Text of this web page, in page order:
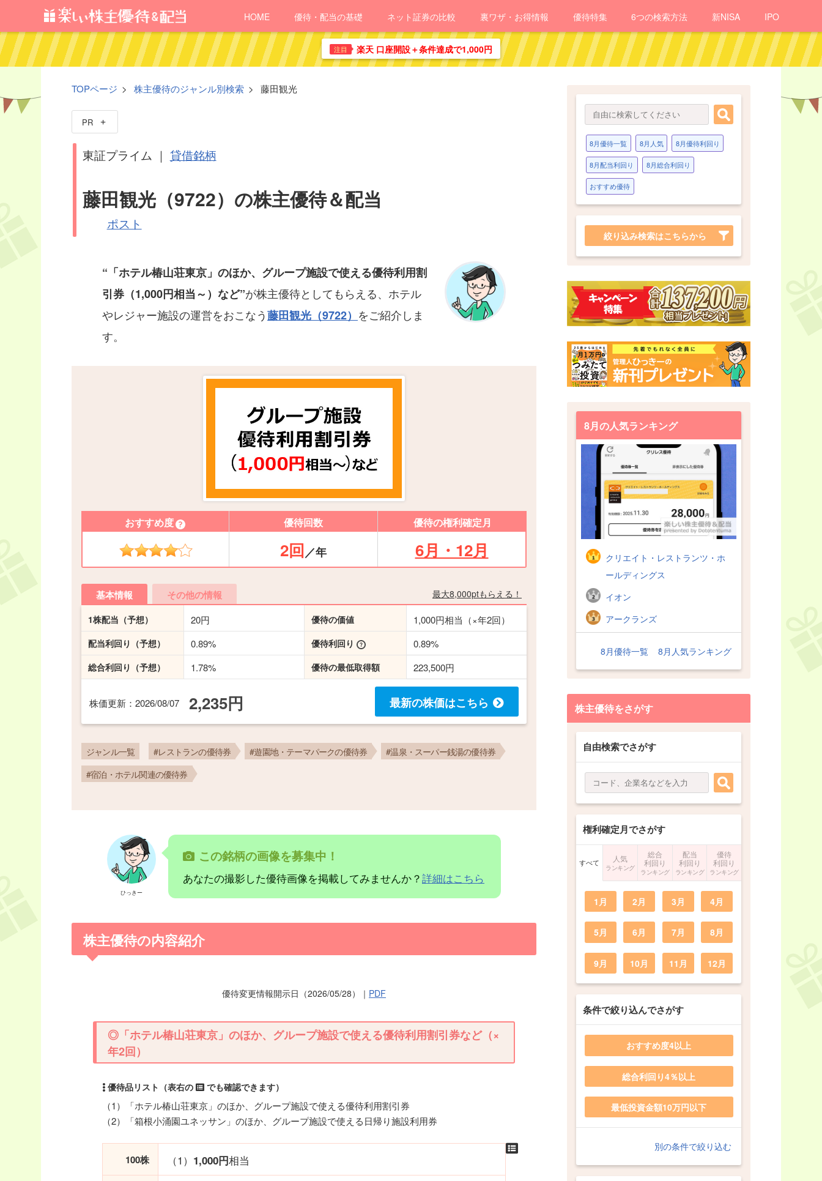
HOME 優待・配当の基礎 ネット証券の比較 裏ワザ・お得情報 優待特集 6つの検索方法 新NISA IPO
注目 楽天 口座開設＋条件達成で1,000円
TOPページ 株主優待のジャンル別検索 藤田観光
PR
東証プライム ｜ 貸借銘柄
藤田観光（9722）の株主優待＆配当
ポスト
“「ホテル椿山荘東京」のほか、グループ施設で使える優待利用割
引券（1,000円相当～）など”が株主優待としてもらえる、ホテル
やレジャー施設の運営をおこなう藤田観光（9722） をご紹介しま
す。
おすすめ度 優待回数 優待の権利確定月
2回／年 6月・12月
基本情報 その他の情報 最大8,000ptもらえる！
1株配当 （予想） 20円 優待の価値 1,000円相当（×年2回）
配当利回り （予想） 0.89% 優待利回り 0.89%
総合利回り （予想） 1.78% 優待の最低取得額 223,500円
2,235円
株価更新：2026/08/07 最新の株価はこちら
ジャンル一覧 #レストランの優待券 #遊園地・テーマパークの優待券
#温泉・スーパー銭湯の優待券
#宿泊・ホテル関連の優待券
ひっきー
この銘柄の画像を募集中！
あなたの撮影した優待画像を掲載してみませんか？詳細はこちら
株主優待の内容紹介
優待変更情報開示日（2026/05/28）｜ PDF
◎「ホテル椿山荘東京」のほか、グループ施設で使える優待利用割引券など（×
年2回）
（1）「ホテル椿山荘東京」のほか、グループ施設で使える優待利用割引券
（2）「箱根小涌園ユネッサン」のほか、グループ施設で使える日帰り施設利用券
100株 （1） 1,000円相当
8月優待一覧 8月人気 8月優待利回り
8月配当利回り 8月総合利回り
おすすめ優待
絞り込み検索はこちらから
8月の人気ランキング
クリエイト・レストランツ・ホ
ールディングス
イオン
アークランズ
8月優待一覧 8月人気ランキング
株主優待をさがす
自由検索でさがす
権利確定月でさがす
すべて 人気
ランキング
総合
利回り
ランキング
配当
利回り
ランキング
優待
利回り
ランキング
1月 2月 3月 4月
5月 6月 7月 8月
9月 10月 11月 12月
条件で絞り込んでさがす
おすすめ度4以上
総合利回り4％以上
最低投資金額10万円以下
別の条件で絞り込む